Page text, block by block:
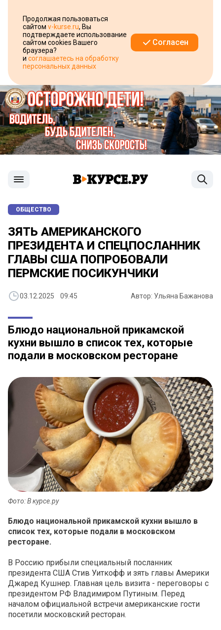
Продолжая пользоваться
сайтом v-kurse.ru, Вы
подтверждаете использование
сайтом cookies Вашего
браузера?
и соглашаетесь на обработку
персональных данных
Согласен
ОБЩЕСТВО
ЗЯТЬ АМЕРИКАНСКОГО
ПРЕЗИДЕНТА И СПЕЦПОСЛАННИК
ГЛАВЫ США ПОПРОБОВАЛИ
ПЕРМСКИЕ ПОСИКУНЧИКИ
03.12.2025 09:45 Автор: Ульяна Бажанова
Блюдо национальной прикамской
кухни вышло в список тех, которые
подали в московском ресторане
Фото: В курсе.ру
Блюдо национальной прикамской кухни вышло в
список тех, которые подали в московском
ресторане.
В Россию прибыли специальный посланник
президента США Стив Уиткофф и зять главы Америки
Джаред Кушнер. Главная цель визита - переговоры с
президентом РФ Владимиром Путиным. Перед
началом официальной встречи американские гости
посетили московский ресторан.